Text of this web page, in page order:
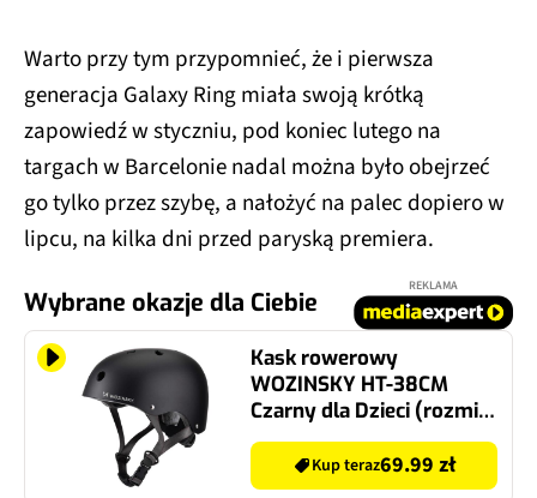
Warto przy tym przypomnieć, że i pierwsza
generacja Galaxy Ring miała swoją krótką
zapowiedź w styczniu, pod koniec lutego na
targach w Barcelonie nadal można było obejrzeć
go tylko przez szybę, a nałożyć na palec dopiero w
lipcu, na kilka dni przed paryską premiera.
Wybrane okazje dla Ciebie
REKLAMA
Kask rowerowy
WOZINSKY HT-38CM
Czarny dla Dzieci (rozmiar
M)
Kup teraz69.99 zł